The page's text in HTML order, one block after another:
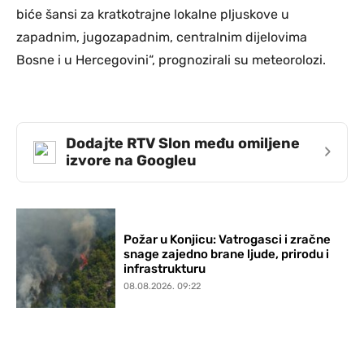
biće šansi za kratkotrajne lokalne pljuskove u
zapadnim, jugozapadnim, centralnim dijelovima
Bosne i u Hercegovini“, prognozirali su meteorolozi.
Dodajte RTV Slon među omiljene
izvore na Googleu
›
Požar u Konjicu: Vatrogasci i zračne
snage zajedno brane ljude, prirodu i
infrastrukturu
08.08.2026. 09:22